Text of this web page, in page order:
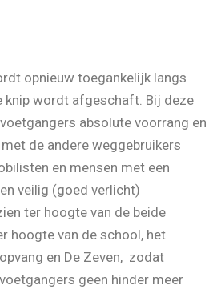
opnieuw toegankelijk langs
knip wordt afgeschaft. Bij deze
absolute voorrang en
de andere weggebruikers
en mensen met een
veilig (goed verlicht)
ter hoogte van de beide
hoogte van de school, het
en De Zeven, zodat
geen hinder meer